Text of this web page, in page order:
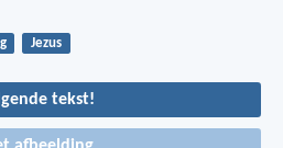
Jezus
tekst!